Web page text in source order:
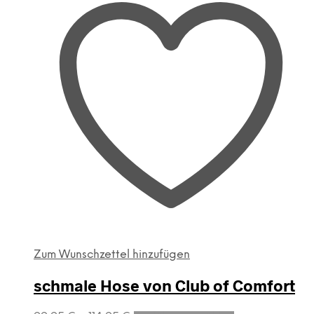
auf.
Die
Optionen
können
der
Produktseite
gewählt
werden
Zum Wunschzettel hinzufügen
schmale Hose von Club of Comfort